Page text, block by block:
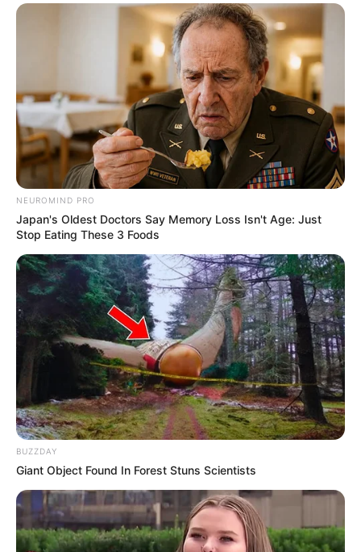
NEUROMIND PRO
Japan's Oldest Doctors Say Memory Loss Isn't Age: Just
Stop Eating These 3 Foods
BUZZDAY
Giant Object Found In Forest Stuns Scientists